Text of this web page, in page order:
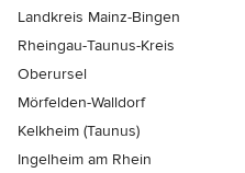
Landkreis Mainz-Bingen
Rheingau-Taunus-Kreis
Oberursel
Mörfelden-Walldorf
Kelkheim (Taunus)
Ingelheim am Rhein